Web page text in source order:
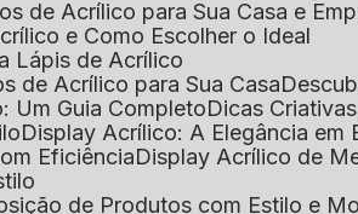
de Acrílico para Sua Casa e
e Como Escolher o Ideal
Lápis de Acrílico
de Acrílico para Sua Casa
Um Guia Completo
Dicas
Display Acrílico: A Elegância em
Eficiência
Display Acrílico de
de Produtos com Estilo e